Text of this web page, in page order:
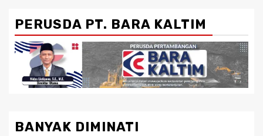
PERUSDA PT. BARA KALTIM
BANYAK DIMINATI